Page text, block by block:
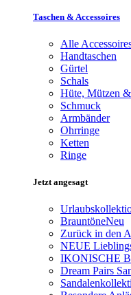
Taschen & Accessoires
Alle
Handtaschen
Gürtel
Schals
Hüte, Mützen &
Schmuck
Armbänder
Ohrringe
Ketten
Ringe
Jetzt angesagt
BrauntöneNeu
Zurück in den
NEUE
IKONISCHE
Dream Pairs